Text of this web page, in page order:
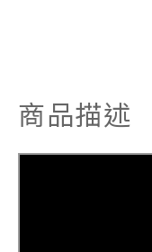
商品描述